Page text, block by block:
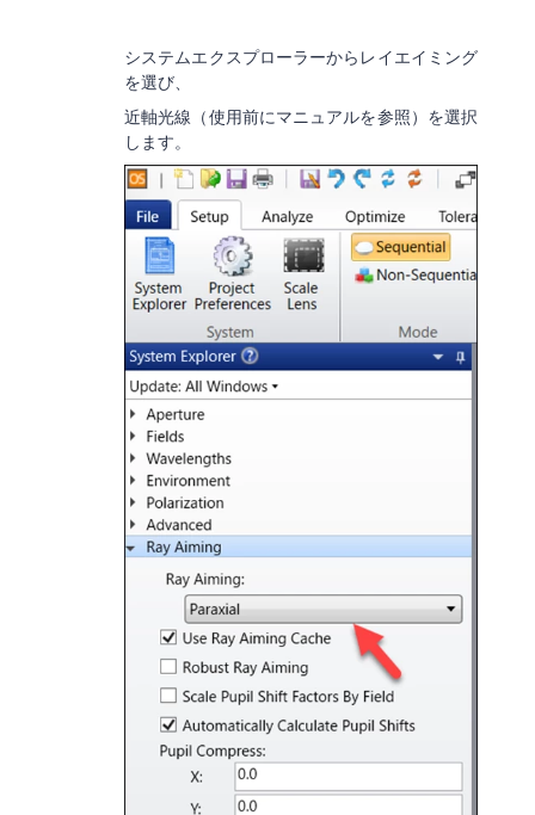
システムエクスプローラーからレイエイミング
を選び、
近軸光線（使用前にマニュアルを参照）を選択
します。